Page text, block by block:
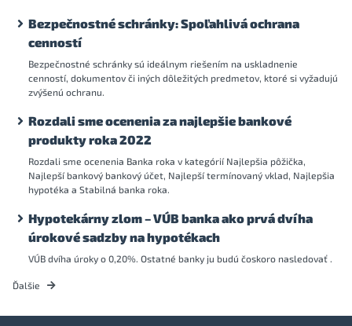
Bezpečnostné schránky: Spoľahlivá ochrana
cenností
Bezpečnostné schránky sú ideálnym riešením na uskladnenie
cenností, dokumentov či iných dôležitých predmetov, ktoré si vyžadujú
zvýšenú ochranu.
Rozdali sme ocenenia za najlepšie bankové
produkty roka 2022
Rozdali sme ocenenia Banka roka v kategórií Najlepšia pôžička,
Najlepší bankový bankový účet, Najlepší termínovaný vklad, Najlepšia
hypotéka a Stabilná banka roka.
Hypotekárny zlom – VÚB banka ako prvá dvíha
úrokové sadzby na hypotékach
VÚB dvíha úroky o 0,20%. Ostatné banky ju budú čoskoro nasledovať .
Ďalšie